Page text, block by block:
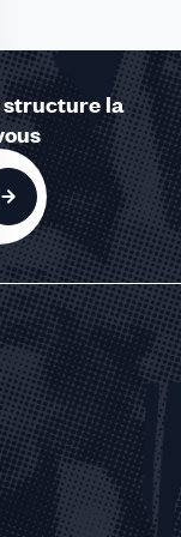
structure la